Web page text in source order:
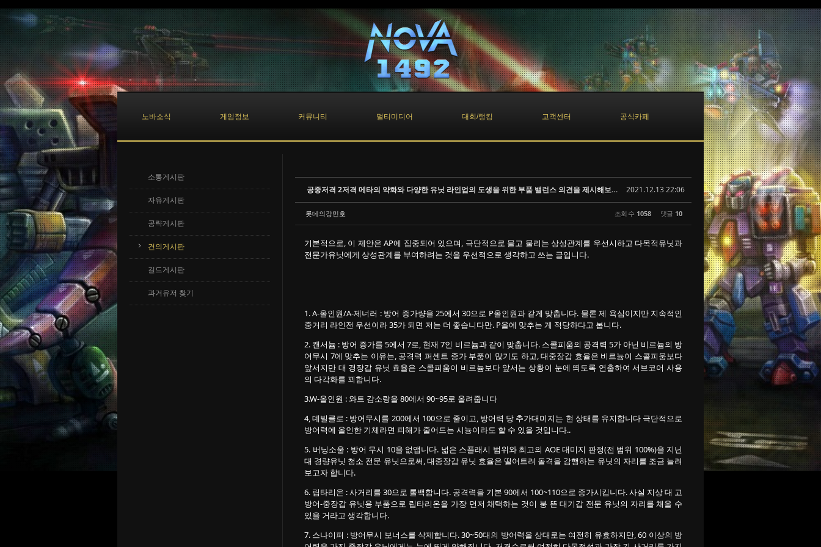
노바소식 게임정보 커뮤니티 멀티미디어 대회/랭킹 고객센터 공식카페
소통게시판
자유게시판
공략게시판
건의게시판
길드게시판
과거유저 찾기
2021.12.13 22:06
공중저격 2저격 메타의 약화와 다양한 유닛 라인업의 도생을 위한 부품 밸런스 의견을 제시해보고자 합니다.
롯데의강민호 조회 수 1058 댓글 10
기본적으로, 이 제안은 AP에 집중되어 있으며, 극단적으로 물고 물리는 상성관계를 우선시하고 다목적유닛과
전문가유닛에게 상성관계를 부여하려는 것을 우선적으로 생각하고 쓰는 글입니다.
1. A-올인원/A-제너러 : 방어 증가량을 25에서 30으로 P올인원과 같게 맞춥니다. 물론 제 욕심이지만 지속적인
중거리 라인전 우선이라 35가 되면 저는 더 좋습니다만. P올에 맞추는 게 적당하다고 봅니다.
2. 캔서늄 : 방어 증가를 5에서 7로, 현재 7인 비르늄과 같이 맞춥니다. 스콜피움의 공격력 5가 아닌 비르늄의 방
어무시 7에 맞추는 이유는, 공격력 퍼센트 증가 부품이 많기도 하고, 대중장갑 효율은 비르늄이 스콜피움보다
앞서지만 대 경장갑 유닛 효율은 스콜피움이 비르늄보다 앞서는 상황이 눈에 띄도록 연출하여 서브코어 사용
의 다각화를 꾀합니다.
3.W-올인원 : 와트 감소량을 80에서 90~95로 올려줍니다
4, 데빌클로 : 방어무시를 200에서 100으로 줄이고, 방어력 당 추가대미지는 현 상태를 유지합니다 극단적으로
방어력에 올인한 기체라면 피해가 줄어드는 시늉이라도 할 수 있을 것입니다..
5. 버닝소울 : 방어 무시 10을 없앱니다. 넓은 스플래시 범위와 최고의 AOE 대미지 판정(전 범위 100%)을 지닌
대 경량유닛 청소 전문 유닛으로써, 대중장갑 유닛 효율은 떨어트려 돌격을 감행하는 유닛의 자리를 조금 늘려
보고자 합니다.
6. 립타리온 : 사거리를 30으로 롤백합니다. 공격력을 기본 90에서 100~110으로 증가시킵니다. 사실 지상 대 고
방어-중장갑 유닛용 부품으로 립타리온을 가장 먼저 채택하는 것이 붕 뜬 대기갑 전문 유닛의 자리를 채울 수
있을 거라고 생각합니다.
7. 스나이퍼 : 방어무시 보너스를 삭제합니다. 30~50대의 방어력을 상대로는 여전히 유효하지만, 60 이상의 방
Sketchbook5, 스케치북5
Sketchbook5, 스케치북5